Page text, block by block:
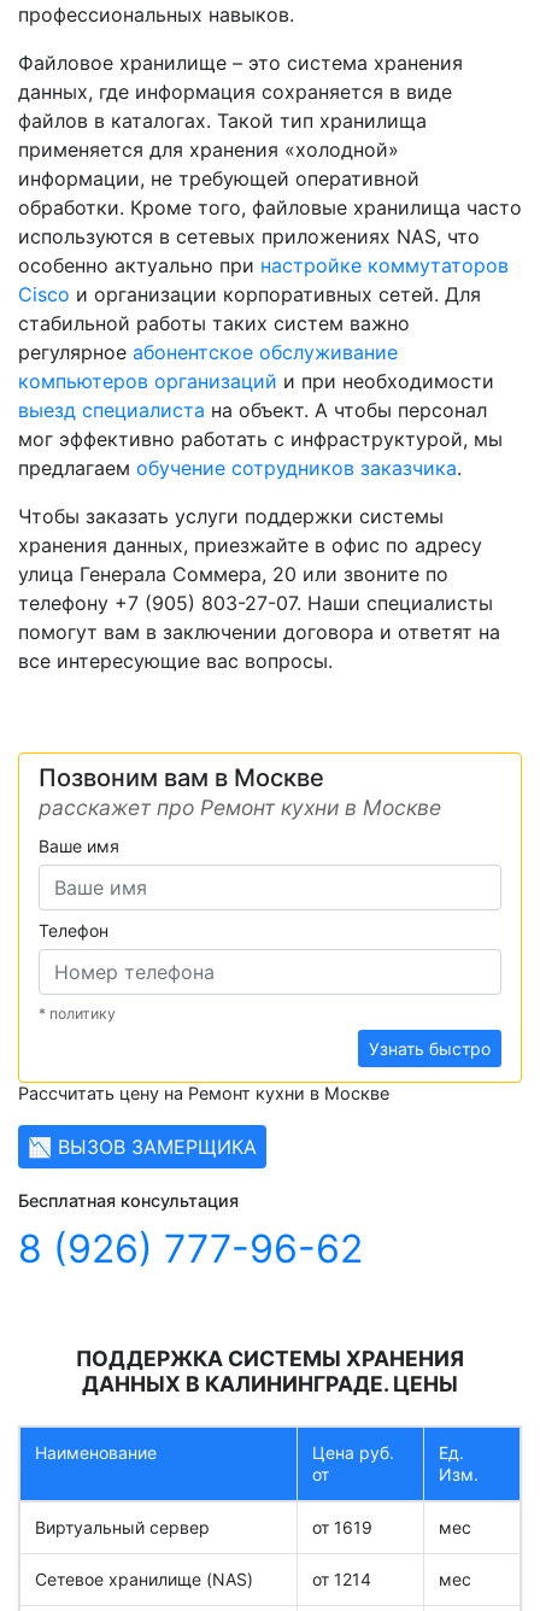
профессиональных навыков.
Файловое хранилище – это система хранения
данных, где информация сохраняется в виде
файлов в каталогах. Такой тип хранилища
применяется для хранения «холодной»
информации, не требующей оперативной
обработки. Кроме того, файловые хранилища часто
используются в сетевых приложениях NAS, что
особенно актуально при настройке коммутаторов
Cisco и организации корпоративных сетей. Для
стабильной работы таких систем важно
регулярное абонентское обслуживание
компьютеров организаций и при необходимости
выезд специалиста на объект. А чтобы персонал
мог эффективно работать с инфраструктурой, мы
предлагаем обучение сотрудников заказчика.
Чтобы заказать услуги поддержки системы
хранения данных, приезжайте в офис по адресу
улица Генерала Соммера, 20 или звоните по
телефону +7 (905) 803-27-07. Наши специалисты
помогут вам в заключении договора и ответят на
все интересующие вас вопросы.
Позвоним вам в Москве
расскажет про Ремонт кухни в Москве
Ваше имя
Телефон
* политику
Узнать быстро
Рассчитать цену на Ремонт кухни в Москве
📉 ВЫЗОВ ЗАМЕРЩИКА
Бесплатная консультация
8 (926) 777-96-62
ПОДДЕРЖКА СИСТЕМЫ ХРАНЕНИЯ
ДАННЫХ В КАЛИНИНГРАДЕ. ЦЕНЫ
Наименование
Цена руб.
от
Ед.
Изм.
Виртуальный сервер от 1619 мес
Сетевое хранилище (NAS) от 1214 мес